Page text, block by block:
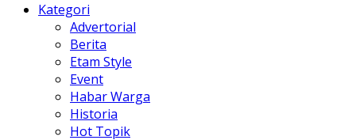
Kategori
Advertorial
Berita
Etam Style
Event
Habar Warga
Historia
Hot Topik